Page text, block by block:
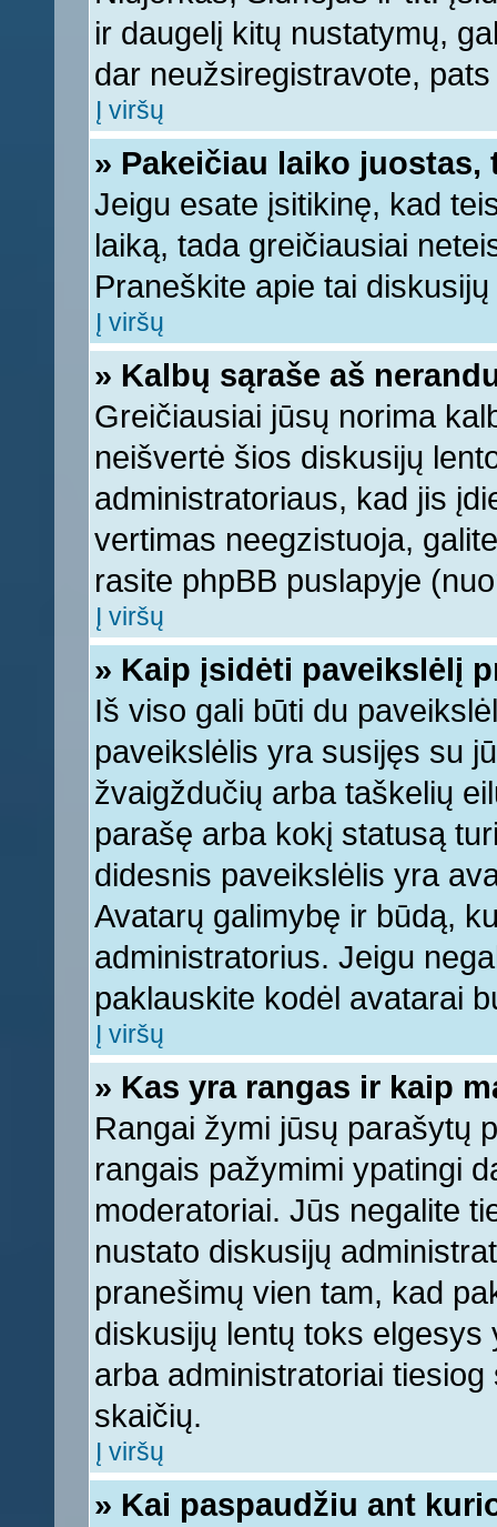
ir daugelį kitų nustatymų,
dar neužsiregistravote,
Į viršų
» Pakeičiau laiko
Jeigu esate įsitikinę, kad
laiką, tada greičiausiai
Praneškite apie tai
Į viršų
» Kalbų sąraše aš
Greičiausiai jūsų norima
neišvertė šios diskusijų
administratoriaus, kad jis
vertimas neegzistuoja,
rasite phpBB puslapyje
Į viršų
» Kaip įsidėti paveikslėlį
Iš viso gali būti du
paveikslėlis yra susijęs su
žvaigždučių arba taškelių
parašę arba kokį statusą
didesnis paveikslėlis yra
Avatarų galimybę ir būdą,
administratorius. Jeigu
paklauskite kodėl avatarai
Į viršų
» Kas yra rangas ir kaip
Rangai žymi jūsų parašytų
rangais pažymimi ypatingi
moderatoriai. Jūs negalite
nustato diskusijų
pranešimų vien tam, kad
diskusijų lentų toks
arba administratoriai
skaičių.
Į viršų
» Kai paspaudžiu ant